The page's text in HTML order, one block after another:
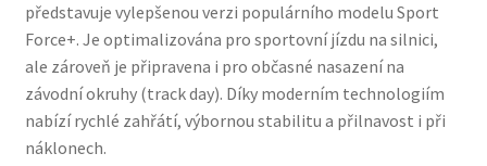
představuje vylepšenou verzi populárního modelu Sport
Force+. Je optimalizována pro sportovní jízdu na silnici,
ale zároveň je připravena i pro občasné nasazení na
závodní okruhy (track day). Díky moderním technologiím
nabízí rychlé zahřátí, výbornou stabilitu a přilnavost i při
náklonech.